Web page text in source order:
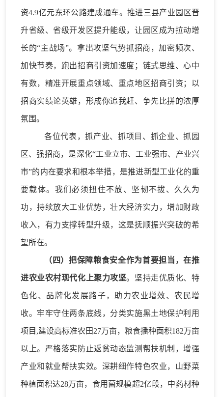
资4.9亿元东环公路建成通车。推进三县产业园区晋
升省级、省级开发区提升能级，让园区成为拉动增
长的“主战场”。拿出攻坚气势抓招商 ，加密频次、
加快节奏，跑出招商引资加速度；链式思维、心中
有数，精准开展重点领域、重点地区招商引资；以
招商实绩论英雄，形成你追我赶、争先比拼的浓厚
氛围。
各位代表，抓产业、抓项目、抓企业、抓园
区、强招商，是深化“工业立市、工业强市、产业兴
市”的内在要求和根本举措，是推进新型工业化的重
要载体。我们必须扭住不放、坚韧不拔、久久为
功，持续放大工业优势，壮大经济实力，增加财政
收入，有力支撑转型升级，这是抚顺振兴突破的希
望所在。
（ 四）把保障粮食安全作为首要担当，在推
进农业农村现代化 上聚力攻坚。 坚持走优质化、特
色化、品牌化发展路子， 助力农业增效、农民增
收。 牢牢守住两条底线 ， 分类实施黑土地保护利用
项目 ,建设高标准农田27万亩， 粮食播种面积182万亩
以上。严格落实防止返贫动态监测帮扶机制 ，增强
产业和就业帮扶实效。 深耕细作特色农业， 山野菜
种植面积达28万亩，食用菌规模超2亿段，中药材种